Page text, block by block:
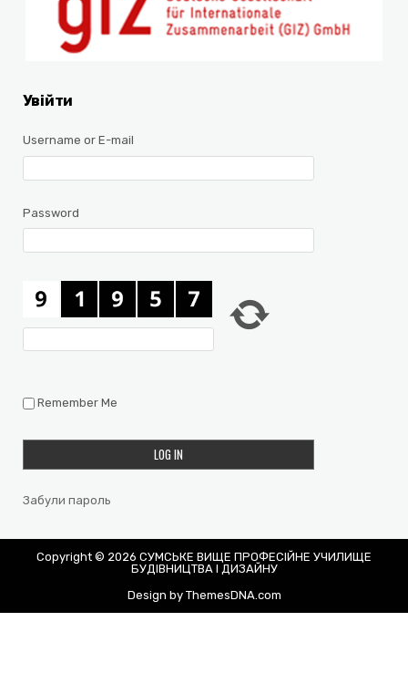
Увійти
Username or E-mail
Password
Remember Me
Забули пароль
Copyright © 2026 СУМСЬКЕ ВИЩЕ ПРОФЕСІЙНЕ УЧИЛИЩЕ
БУДІВНИЦТВА І ДИЗАЙНУ
Design by ThemesDNA.com